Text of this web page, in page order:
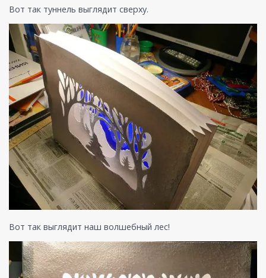
Вот так туннель выглядит сверху.
Вот так выглядит наш волшебный лес!